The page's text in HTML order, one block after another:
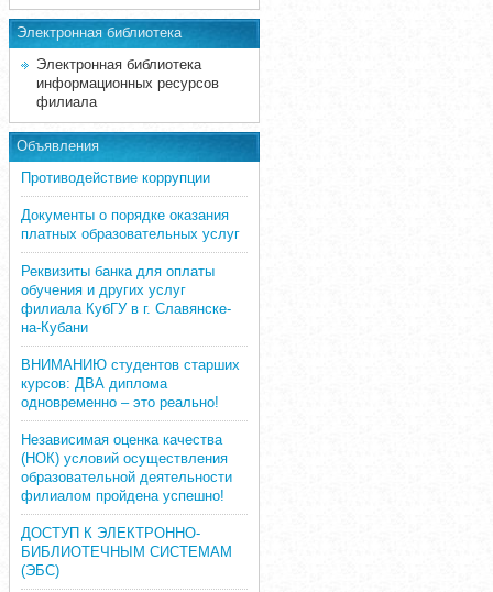
Электронная библиотека
Электронная библиотека
информационных ресурсов
филиала
Объявления
Противодействие коррупции
Документы о порядке оказания
платных образовательных услуг
Реквизиты банка для оплаты
обучения и других услуг
филиала КубГУ в г. Славянске-
на-Кубани
ВНИМАНИЮ студентов старших
курсов: ДВА диплома
одновременно – это реально!
Независимая оценка качества
(НОК) условий осуществления
образовательной деятельности
филиалом пройдена успешно!
ДОСТУП К ЭЛЕКТРОННО-
БИБЛИОТЕЧНЫМ СИСТЕМАМ
(ЭБС)